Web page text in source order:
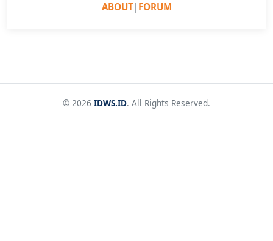
ABOUT| FORUM
© 2026 IDWS.ID. All Rights Reserved.